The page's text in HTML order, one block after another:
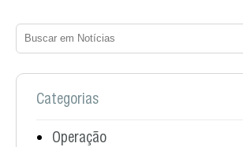
Categorias
Operação